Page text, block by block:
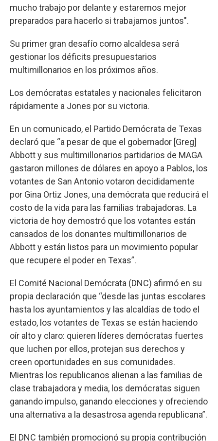
mucho trabajo por delante y estaremos mejor
preparados para hacerlo si trabajamos juntos".
Su primer gran desafío como alcaldesa será
gestionar los déficits presupuestarios
multimillonarios en los próximos años.
Los demócratas estatales y nacionales felicitaron
rápidamente a Jones por su victoria.
En un comunicado, el Partido Demócrata de Texas
declaró que “a pesar de que el gobernador [Greg]
Abbott y sus multimillonarios partidarios de MAGA
gastaron millones de dólares en apoyo a Pablos, los
votantes de San Antonio votaron decididamente
por Gina Ortiz Jones, una demócrata que reducirá el
costo de la vida para las familias trabajadoras. La
victoria de hoy demostró que los votantes están
cansados de los donantes multimillonarios de
Abbott y están listos para un movimiento popular
que recupere el poder en Texas”.
El Comité Nacional Demócrata (DNC) afirmó en su
propia declaración que “desde las juntas escolares
hasta los ayuntamientos y las alcaldías de todo el
estado, los votantes de Texas se están haciendo
oír alto y claro: quieren líderes demócratas fuertes
que luchen por ellos, protejan sus derechos y
creen oportunidades en sus comunidades.
Mientras los republicanos alienan a las familias de
clase trabajadora y media, los demócratas siguen
ganando impulso, ganando elecciones y ofreciendo
una alternativa a la desastrosa agenda republicana”.
El DNC también promocionó su propia contribución